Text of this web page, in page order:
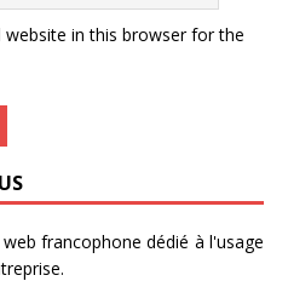
website in this browser for the
francophone dédié à l'usage